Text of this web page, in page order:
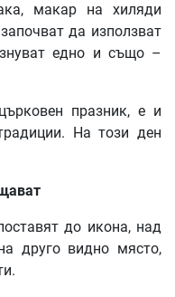
макар на хиляди
да използват
едно и също –
празник, е и
На този ден
до икона, над
друго видно място,